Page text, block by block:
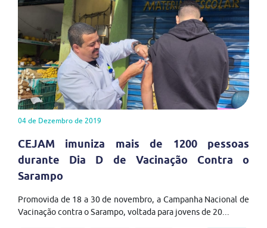
04 de Dezembro de 2019
CEJAM imuniza mais de 1200 pessoas
durante Dia D de Vacinação Contra o
Sarampo
Promovida de 18 a 30 de novembro, a Campanha Nacional de
Vacinação contra o Sarampo, voltada para jovens de 20...